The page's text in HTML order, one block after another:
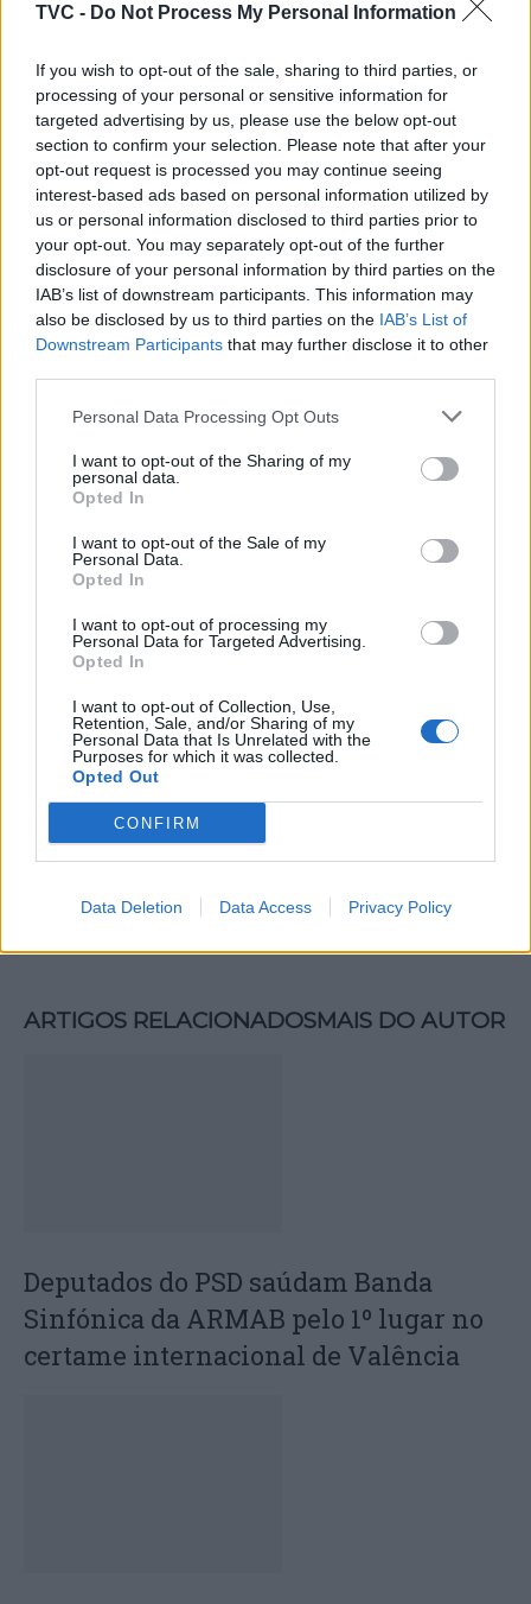
TVC - Do Not Process My Personal Information
If you wish to opt-out of the sale, sharing to third parties, or
processing of your personal or sensitive information for
targeted advertising by us, please use the below opt-out
section to confirm your selection. Please note that after your
opt-out request is processed you may continue seeing
interest-based ads based on personal information utilized by
us or personal information disclosed to third parties prior to
your opt-out. You may separately opt-out of the further
disclosure of your personal information by third parties on the
IAB’s list of downstream participants. This information may
also be disclosed by us to third parties on the IAB’s List of
Downstream Participants that may further disclose it to other
Personal Data Processing Opt Outs
I want to opt-out of the Sharing of my
personal data.
Opted In
I want to opt-out of the Sale of my
Personal Data.
Opted In
I want to opt-out of processing my
Personal Data for Targeted Advertising.
Opted In
I want to opt-out of Collection, Use,
Retention, Sale, and/or Sharing of my
Personal Data that Is Unrelated with the
Purposes for which it was collected.
Opted Out
CONFIRM
Data Deletion Data Access Privacy Policy
encenadas “1160 – O Dia em que Nasceu o Castelo”,
“Lugares com História – Da Utopia à Extinção”, que
percorre diferentes espaços emblemáticos da
cidade ligados à presença templária.
Fora do recinto principal, a Central Elétrica da
Levada acolhe a exposição “Casa da Tortura”, uma
mostra composta por dezenas de instrumentos
históricos que procura retratar alguns dos métodos
de punição utilizados ao longo dos séculos.
Com pulseiras de acesso a preços reduzidos e
várias atividades gratuitas, a Festa Templária
volta a afirmar-se como um dos maiores eventos de
identidade de Tomar e o legado deixado pelos
cavaleiros da Ordem do Templo, cuja influência
imagem da cidade.
Artigo anterior
Góis Oroso Arte 2026
promove acesso à pintura
Todos/as – Aula Aberta”
Próximo artigo
Góis Oroso Arte 2026
trabalho coletivo
ARTIGOS RELACIONADOSMAIS DO AUTOR
Deputados do PSD saúdam Banda
Sinfónica da ARMAB pelo 1º lugar no
certame internacional de Valência